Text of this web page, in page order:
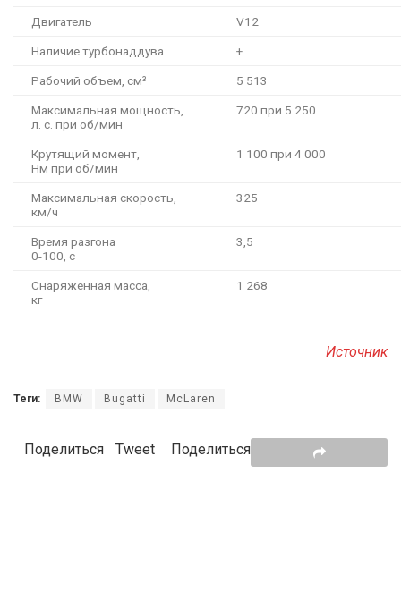
Двигатель V12
Наличие турбонаддува +
Рабочий объем, см³ 5 513
Максимальная мощность,
л. с. при об/мин
720 при 5 250
Крутящий момент,
Нм при об/мин
1 100 при 4 000
Максимальная скорость,
км/ч
325
Время разгона
0-100, с
3,5
Снаряженная масса,
кг
1 268
Источник
Теги: BMW Bugatti McLaren
Поделиться Tweet Поделиться